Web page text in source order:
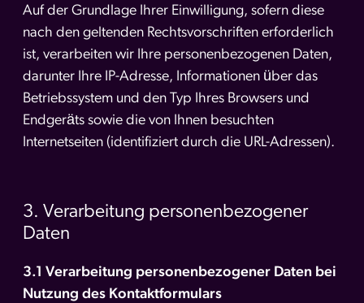
Auf der Grundlage Ihrer Einwilligung, sofern diese
nach den geltenden Rechtsvorschriften erforderlich
ist, verarbeiten wir Ihre personenbezogenen Daten,
darunter Ihre IP-Adresse, Informationen über das
Betriebssystem und den Typ Ihres Browsers und
Endgeräts sowie die von Ihnen besuchten
Internetseiten (identifiziert durch die URL-Adressen).
3. Verarbeitung personenbezogener
Daten
3.1 Verarbeitung personenbezogener Daten bei
Nutzung des Kontaktformulars